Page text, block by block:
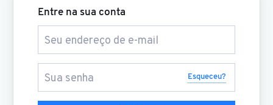
Entre na sua conta
Esqueceu?